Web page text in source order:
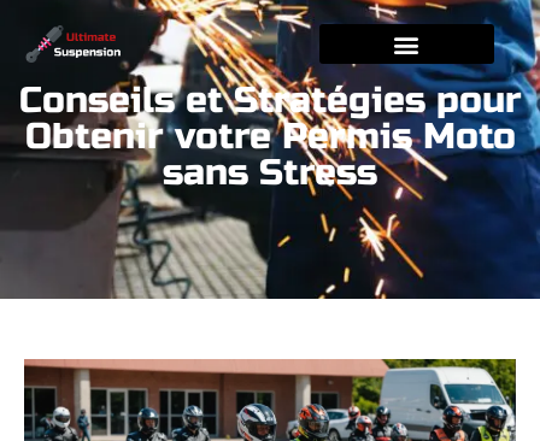
Conseils et Stratégies pour
Obtenir votre Permis Moto
sans Stress